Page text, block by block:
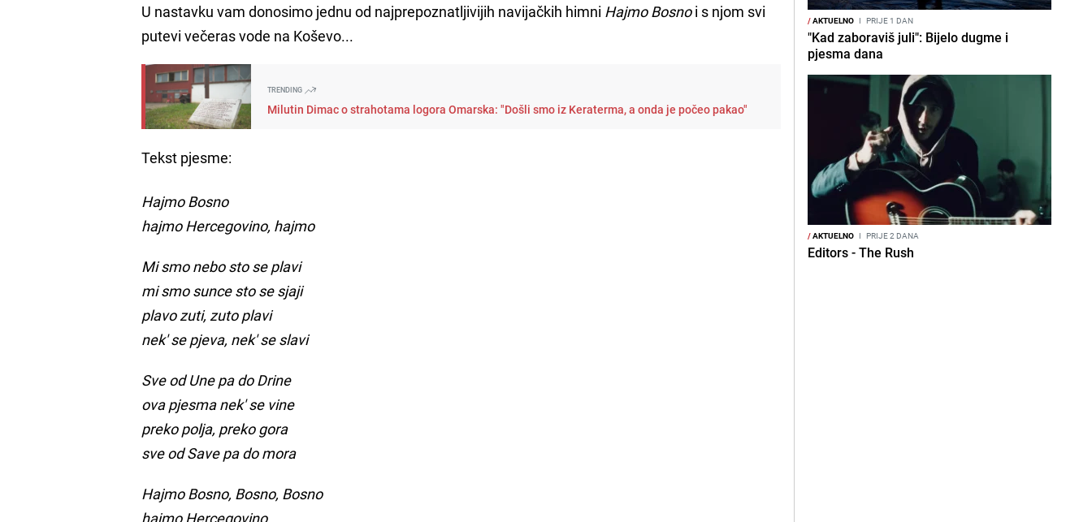
U nastavku vam donosimo jednu od najprepoznatljivijih navijačkih himni Hajmo Bosnoi s njom svi
putevi večeras vode na Koševo...
TRENDING
Milutin Dimac o strahotama logora Omarska: "Došli smo iz Keraterma, a onda je počeo pakao"
Tekst pjesme:
Hajmo Bosno
hajmo Hercegovino, hajmo
Mi smo nebo sto se plavi
mi smo sunce sto se sjaji
plavo zuti, zuto plavi
nek' se pjeva, nek' se slavi
Sve od Une pa do Drine
ova pjesma nek' se vine
preko polja, preko gora
sve od Save pa do mora
Hajmo Bosno, Bosno, Bosno
hajmo Hercegovino
/AKTUELNO I PRIJE 1 DAN
"Kad zaboraviš juli": Bijelo dugme i
pjesma dana
/AKTUELNO I PRIJE 2 DANA
Editors - The Rush